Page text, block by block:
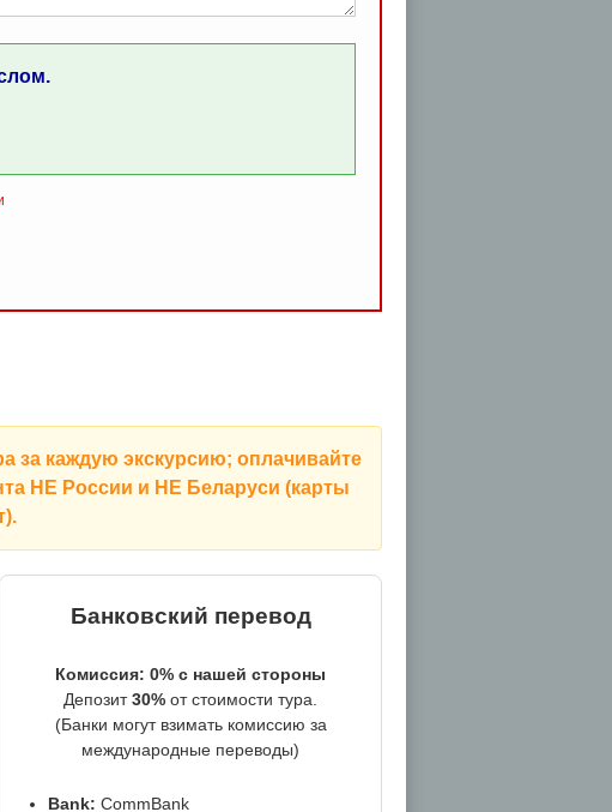
за каждую экскурсию; оплачивайте
НЕ России и НЕ Беларуси (карты
Банковский перевод
Комиссия: 0% с нашей стороны
Депозит30% от стоимости тура.
(Банки могут взимать комиссию за
международные переводы)
Bank: CommBank